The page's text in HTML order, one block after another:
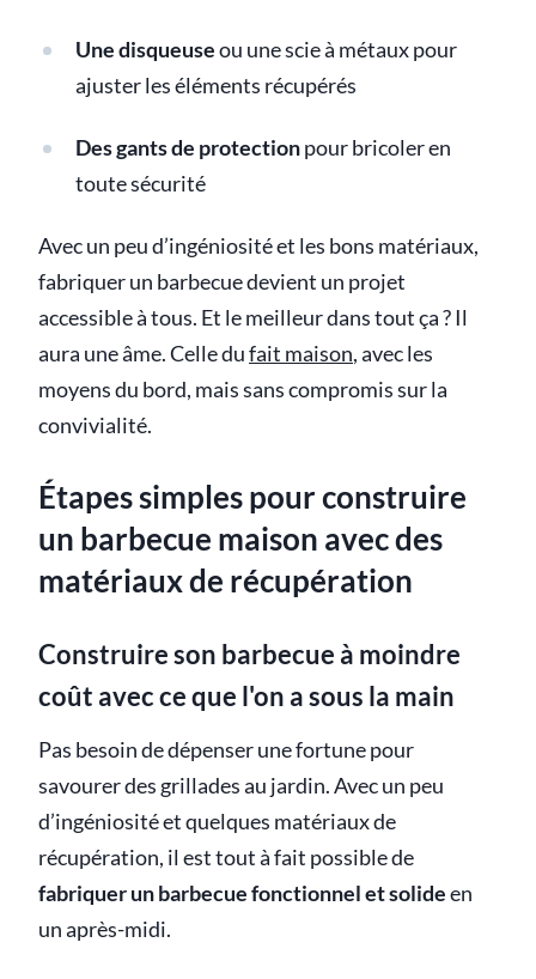
Une disqueuseou une scie à métaux pour
ajuster les éléments récupérés
Des gants de protectionpour bricoler en
toute sécurité
Avec un peu d’ingéniosité et les bons matériaux,
fabriquer un barbecue devient un projet
accessible à tous. Et le meilleur dans tout ça ? Il
aura une âme. Celle dufait maison, avec les
moyens du bord, mais sans compromis sur la
convivialité.
Étapes simples pour construire
un barbecue maison avec des
matériaux de récupération
Construire son barbecue à moindre
coût avec ce que l'on a sous la main
Pas besoin de dépenser une fortune pour
savourer des grillades au jardin. Avec un peu
d’ingéniosité et quelques matériaux de
récupération, il est tout à fait possible de
fabriquer un barbecue fonctionnel et solideen
un après-midi.